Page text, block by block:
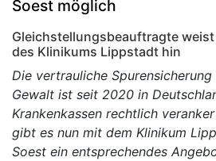
Soest möglich
Gleichstellungsbeauftragte
des Klinikums Lippstadt hin
Die vertrauliche
Gewalt ist seit 2020 in
Krankenkassen rechtlich
gibt es nun mit dem Klinikum
Soest ein entsprechendes